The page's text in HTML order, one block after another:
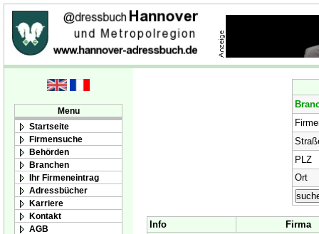
Menu
Startseite
Firmensuche
Behörden
Branchen
Ihr Firmeneintrag
Adressbücher
Karriere
Kontakt
AGB
PLZ
Ort
Info Firma